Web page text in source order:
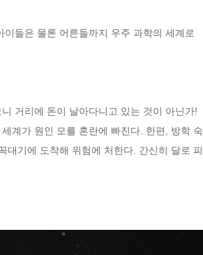
들은 물론 어른들까지 우주 과학의 세계로
거리에 돈이 날아다니고 있는 것이 아닌가!
계가 원인 모를 혼란에 빠진다. 한편, 방학 숙
대기에 도착해 위험에 처한다. 간신히 달로 피